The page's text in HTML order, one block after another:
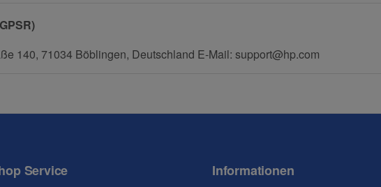
140, 71034 Böblingen, Deutschland E-Mail: support@hp.com
Service Informationen